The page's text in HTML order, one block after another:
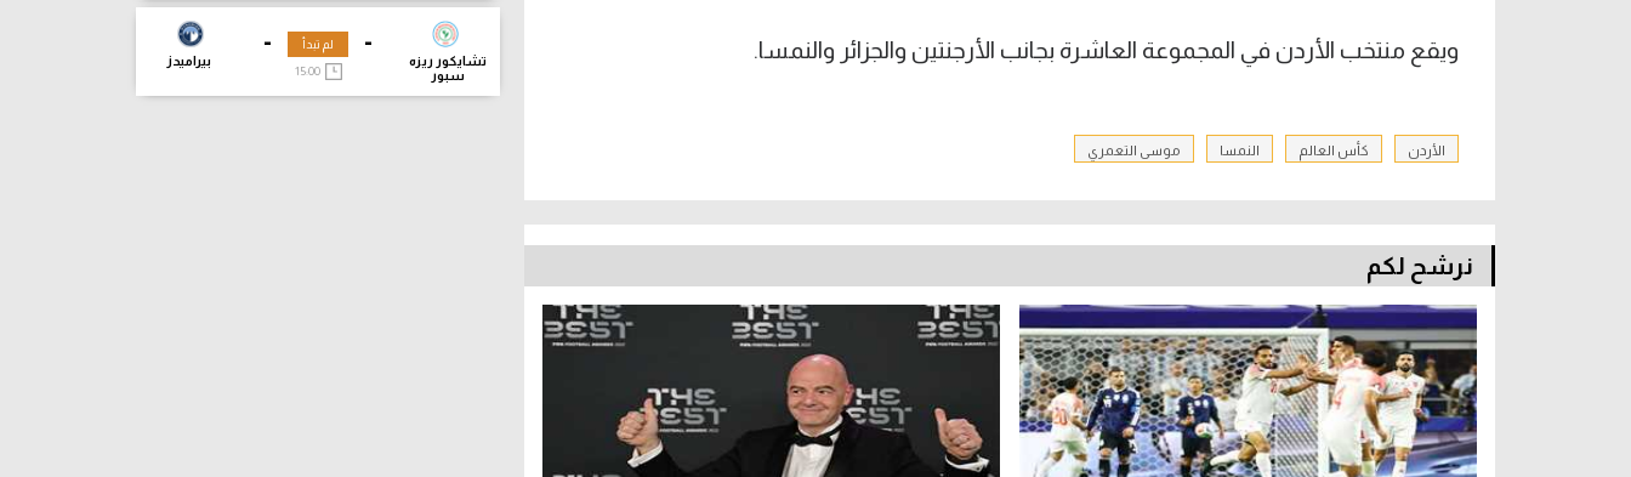
ويقع منتخب الأردن في المجموعة العاشرة بجانب الأرجنتين والجزائر والنمسا.
الأردن كأس العالم النمسا موسى التعمري
نرشح لكم
-
تشايكور ريزه
سبور
-
بيراميدز
لم تبدأ
15:00